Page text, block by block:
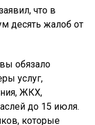
что в
десять жалоб от
обязало
услуг,
ЖКХ,
до 15 июля.
которые